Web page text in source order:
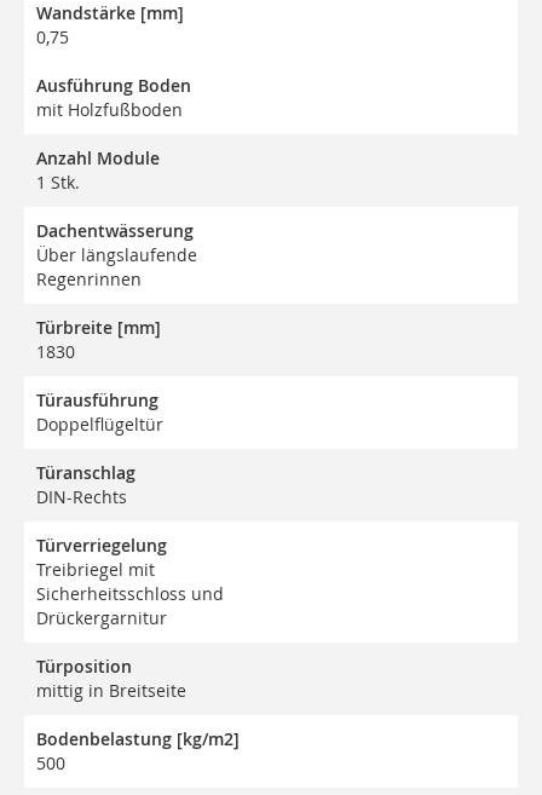
Wandstärke [mm]
0,75
Ausführung Boden
mit Holzfußboden
Anzahl Module
1 Stk.
Dachentwässerung
Über längslaufende
Regenrinnen
Türbreite [mm]
1830
Türausführung
Doppelflügeltür
Türanschlag
DIN-Rechts
Türverriegelung
Treibriegel mit
Sicherheitsschloss und
Drückergarnitur
Türposition
mittig in Breitseite
Bodenbelastung [kg/m2]
500